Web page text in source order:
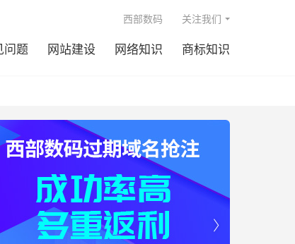
问题 网站建设 网络知识 商标知识
西部数码 关注我们
